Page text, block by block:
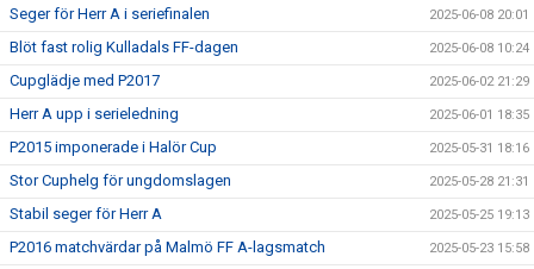
Seger för Herr A i seriefinalen 2025-06-08 20:01
Blöt fast rolig Kulladals FF-dagen 2025-06-08 10:24
Cupglädje med P2017 2025-06-02 21:29
Herr A upp i serieledning 2025-06-01 18:35
P2015 imponerade i Halör Cup 2025-05-31 18:16
Stor Cuphelg för ungdomslagen 2025-05-28 21:31
Stabil seger för Herr A 2025-05-25 19:13
P2016 matchvärdar på Malmö FF A-lagsmatch 2025-05-23 15:58